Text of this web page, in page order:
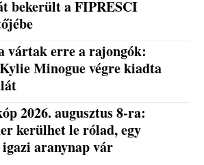
bekerült a FIPRESCI
vártak erre a rajongók:
Minogue végre kiadta
2026. augusztus 8-ra:
kerülhet le rólad, egy
aranynap vár